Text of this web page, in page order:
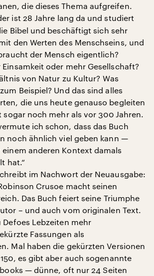
die dieses Thema aufgreifen.
ist 28 Jahre lang da und studiert
Bibel und beschäftigt sich sehr
den Werten des Menschseins, und
der Mensch eigentlich?
oder mehr Gesellschaft?
von Natur zu Kultur? Was
Beispiel? Und das sind alles
die uns heute genauso begleiten
noch mehr als vor 300 Jahren.
ich schon, dass das Buch
noch ähnlich viel geben kann —
anderen Kontext damals
hat.“
im Nachwort der Neuausgabe:
Crusoe macht seinen
Das Buch feiert seine Triumphe
– und auch vom originalen Text.
Defoes Lebzeiten mehr
Fassungen als
Mal haben die gekürzten Versionen
es gibt aber auch sogenannte
— dünne, oft nur 24 Seiten